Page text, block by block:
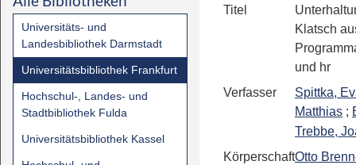
Universitäts- und
Landesbibliothek Darmstadt
Universitätsbibliothek Frankfurt
Hochschul-, Landes- und
Stadtbibliothek Fulda
Universitätsbibliothek Kassel
Titel
Klatsch
und hr
Verfasser
Spittka,
Matthias ;
Trebbe,
KörperschaftOtto